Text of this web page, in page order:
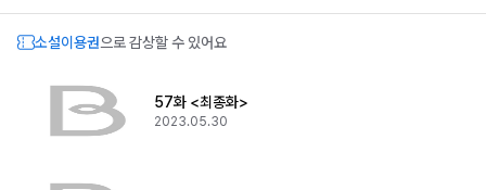
소설이용권으로 감상할 수 있어요
57화 <최종화>
2023.05.30